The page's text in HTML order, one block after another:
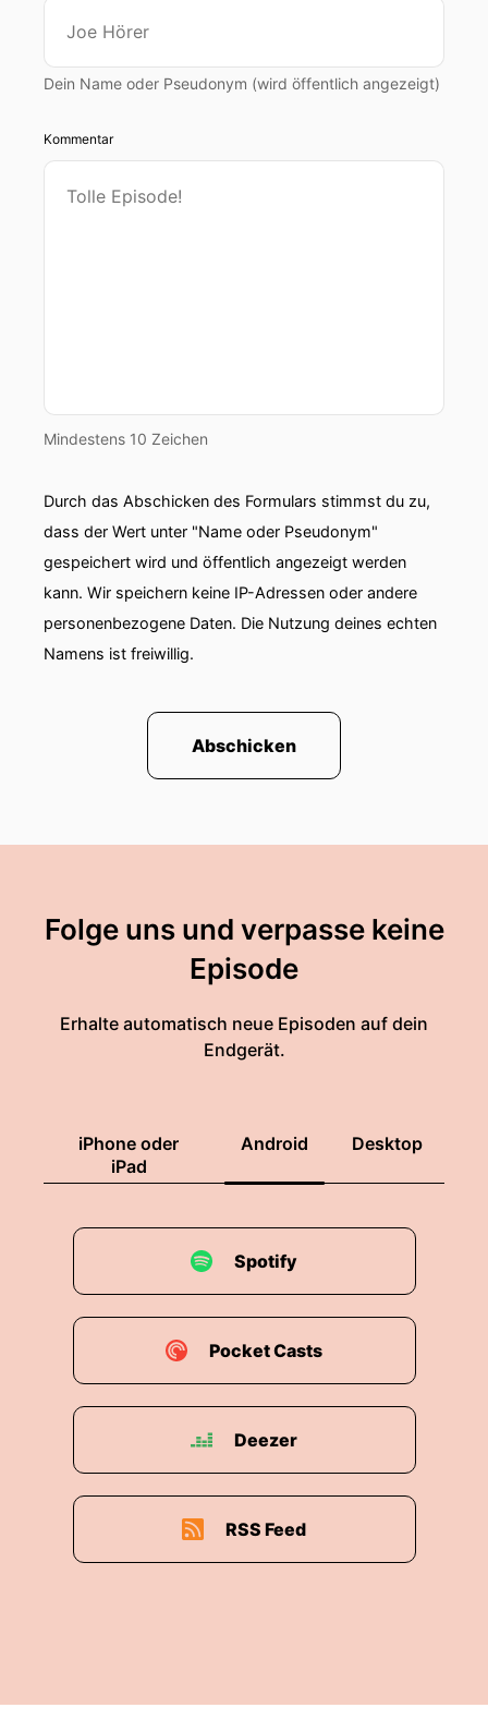
Dein Name oder Pseudonym (wird öffentlich angezeigt)
Kommentar
Mindestens 10 Zeichen
Durch das Abschicken des Formulars stimmst du zu,
dass der Wert unter "Name oder Pseudonym"
gespeichert wird und öffentlich angezeigt werden
kann. Wir speichern keine IP-Adressen oder andere
personenbezogene Daten. Die Nutzung deines echten
Namens ist freiwillig.
Abschicken
Folge uns und verpasse keine
Episode
Erhalte automatisch neue Episoden auf dein
Endgerät.
iPhone oder
iPad
Android Desktop
Spotify
Pocket Casts
Deezer
RSS Feed